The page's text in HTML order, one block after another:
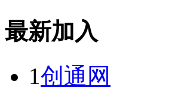
最新加入
1创通网